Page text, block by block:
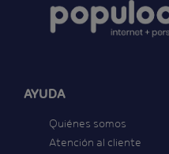
AYUDA
Quiénes somos
Atención al cliente